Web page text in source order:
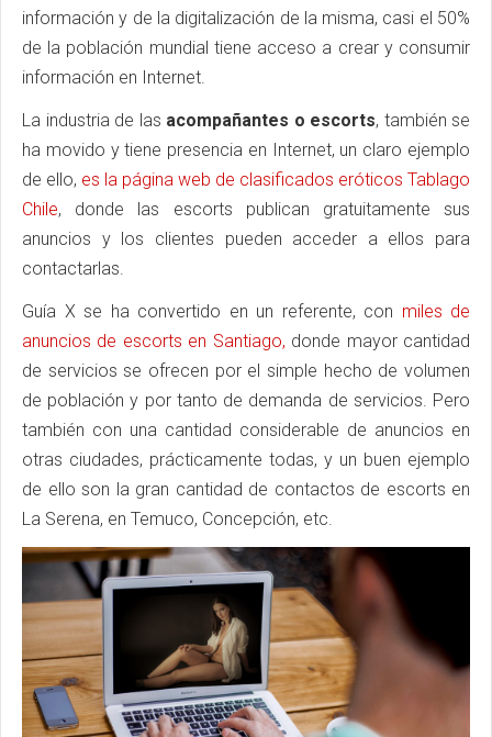
información y de la digitalización de la misma, casi el 50%
de la población mundial tiene acceso a crear y consumir
información en Internet.
La industria de las acompañantes o escorts, también se
ha movido y tiene presencia en Internet, un claro ejemplo
de ello, es la página web de clasificados eróticos Tablago
Chile, donde las escorts publican gratuitamente sus
anuncios y los clientes pueden acceder a ellos para
contactarlas.
Guía X se ha convertido en un referente, con miles de
anuncios de escorts en Santiago, donde mayor cantidad
de servicios se ofrecen por el simple hecho de volumen
de población y por tanto de demanda de servicios. Pero
también con una cantidad considerable de anuncios en
otras ciudades, prácticamente todas, y un buen ejemplo
de ello son la gran cantidad de contactos de escorts en
La Serena, en Temuco, Concepción, etc.